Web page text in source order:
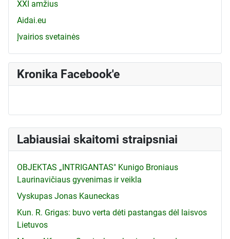
XXI amžius
Aidai.eu
Įvairios svetainės
Kronika Facebook'e
Labiausiai skaitomi straipsniai
OBJEKTAS „INTRIGANTAS" Kunigo Broniaus
Laurinavičiaus gyvenimas ir veikla
Vyskupas Jonas Kauneckas
Kun. R. Grigas: buvo verta dėti pastangas dėl laisvos
Lietuvos